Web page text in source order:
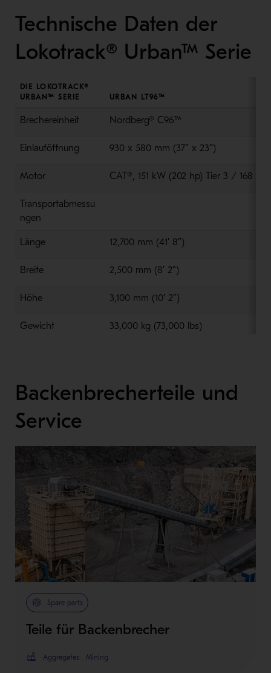
Technische Daten der
Lokotrack® Urban™ Serie
DIE LOKOTRACK®
URBAN™ SERIE
URBAN LT96™
Brechereinheit Nordberg® C96™
Einlauföffnung 930 x 580 mm (37″ x 23″)
Motor CAT®, 151 kW (202 hp) Tier 3 / 168
Transportabmessu
ngen
Länge 12,700 mm (41′ 8″)
Breite 2,500 mm (8′ 2″)
Höhe 3,100 mm (10′ 2″)
Gewicht 33,000 kg (73,000 lbs)
Backenbrecherteile und
Service
Spare parts
Teile für Backenbrecher
Aggregates Mining